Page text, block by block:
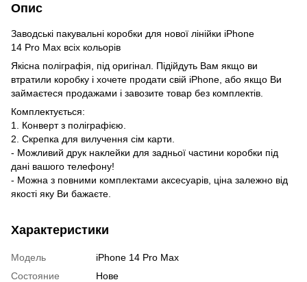
Опис
Заводські пакувальні коробки для нової лінійки iPhone
14 Pro Max всіх кольорів
Якісна поліграфія, під оригінал. Підійдуть Вам якщо ви
втратили коробку і хочете продати свій iPhone, або якщо Ви
займаєтеся продажами і завозите товар без комплектів.
Комплектується:
1. Конверт з поліграфією.
2. Скрепка для вилучення сім карти.
- Можливий друк наклейки для задньої частини коробки під
дані вашого телефону!
- Можна з повними комплектами аксесуарів, ціна залежно від
якості яку Ви бажаєте.
Характеристики
Модель
iPhone 14 Pro Max
Состояние
Нове